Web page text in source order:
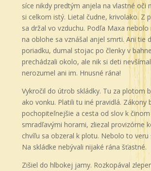
síce nikdy predtým anjela na vlastné oči
si celkom istý. Lietal čudne, krivolako. Z
sa držal vo vzduchu. Podľa Maxa
na oblohe sa vznášal anjel smrti. Ani tie
poriadku, dumal stojac po členky v
prechádzali okolo, ale nik si deti
nerozumel ani im. Hnusné rána!
Vykročil do útrob skládky. Tu za plotom
ako vonku. Platili tu iné pravidlá. Zákony
pochopiteľnejšie a cesta od slov k
smradľavými horami, zliezal provizórne
chvíľu sa obzeral k plotu. Nebolo to veru
Na skládke nebývali nijaké rána šťastné.
Zišiel do hlbokej jamy. Rozkopával